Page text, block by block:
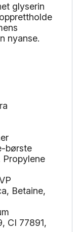
glyserin
nyanse.
børste
Propylene
Betaine,
CI 77891,